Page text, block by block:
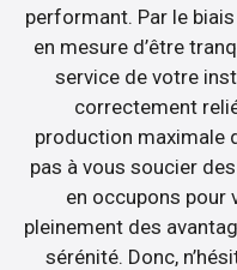
performant. Par le
en mesure d’être
service de votre
correctement
production maximale
pas à vous soucier
en occupons pour
pleinement des
sérénité. Donc,